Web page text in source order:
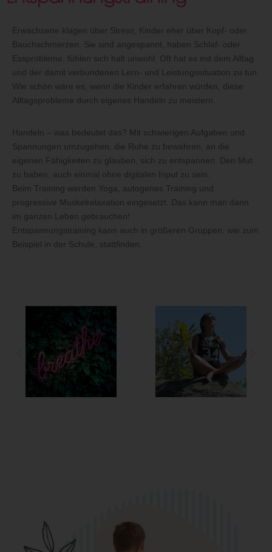
Erwachsene klagen über Stress, Kinder eher über Kopf- oder
Bauchschmerzen. Sie sind angespannt, haben Schlaf- oder
Essprobleme, fühlen sich halt unwohl. Oft hat es mit dem Alltag
und der damit verbundenen Lern- und Leistungssituation zu tun.
Wie schön wäre es, wenn die Kinder erfahren würden, diese
Alltagsprobleme durch eigenes Handeln zu meistern.
Handeln – was bedeutet das? Mit schwierigen Aufgaben und
Spannungen umzugehen, die Ruhe zu bewahren, an die
eigenen Fähigkeiten zu glauben, sich zu entspannen. Den Mut
zu haben, auch einmal ohne digitalen Input zu sein.
Beim Training werden Yoga, autogenes Training und
progressive Muskelrelaxation eingesetzt. Das kann man dann
im ganzen Leben gebrauchen!
Entspannungstraining kann auch in größeren Gruppen, wie zum
Beispiel in der Schule, stattfinden.